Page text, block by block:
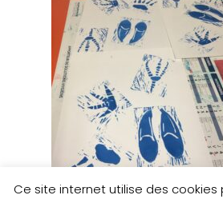
Ce site internet utilise des